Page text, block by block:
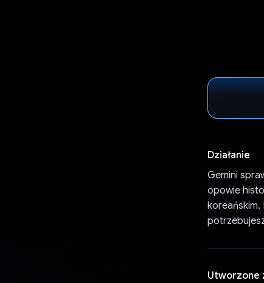
Działanie
Gemini
opowie
koreańskim.
Utworzone